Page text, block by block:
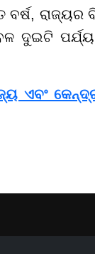
ରାଜ୍ୟର
ଦୁଇଟି
ଏବଂ